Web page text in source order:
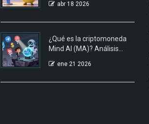
abr 18 2026
¿Qué es la criptomoneda
Mind AI (MA)? Análisis
y su token
ene 21 2026